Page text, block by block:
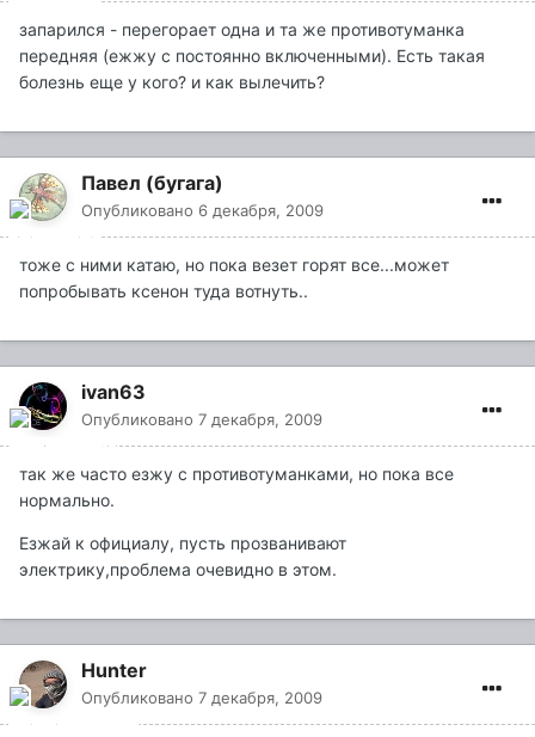
запарился - перегорает одна и та же противотуманка
передняя (ежжу с постоянно включенными). Есть такая
болезнь еще у кого? и как вылечить?
Павел (бугага)
Опубликовано 6 декабря, 2009
тоже с ними катаю, но пока везет горят все...может
попробывать ксенон туда вотнуть..
ivan63
Опубликовано 7 декабря, 2009
так же часто езжу с противотуманками, но пока все
нормально.
Езжай к официалу, пусть прозванивают
электрику,проблема очевидно в этом.
Hunter
Опубликовано 7 декабря, 2009